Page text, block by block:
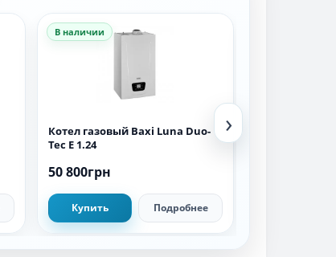
В наличии
Котел газовый Baxi Luna Duo-
Tec E 1.24
50 800грн
Купить Подробнее
›